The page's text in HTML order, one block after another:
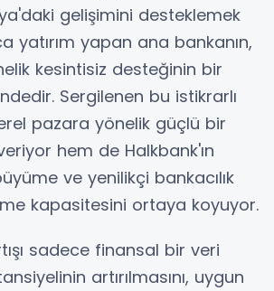
gelişimini desteklemek
yatırım yapan ana bankanın,
kesintisiz desteğinin bir
Sergilenen bu istikrarlı
pazara yönelik güçlü bir
hem de Halkbank'ın
ve yenilikçi bankacılık
kapasitesini ortaya koyuyor.
sadece finansal bir veri
artırılmasını, uygun